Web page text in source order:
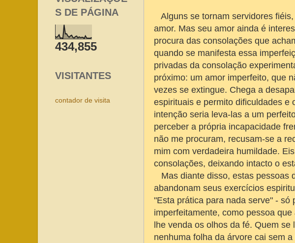
Alguns se tornam servidores
amor. Mas seu amor ainda é
procura das consolações que
quando se manifesta essa
privadas da consolação
próximo: um amor imperfeito, que
vezes se extingue. Chega a
espirituais e permito dificuldades e
intenção seria leva-las a um
perceber a própria incapacidade
não me procuram, recusam-se a
mim com verdadeira humildade.
consolações, deixando intacto o
Mas diante disso, estas pessoas
abandonam seus exercícios
"Esta prática para nada serve" - só
imperfeitamente, como pessoa
lhe venda os olhos da fé. Quem
nenhuma folha da árvore cai sem
S DE PÁGINA
434,855
VISITANTES
contador de visita